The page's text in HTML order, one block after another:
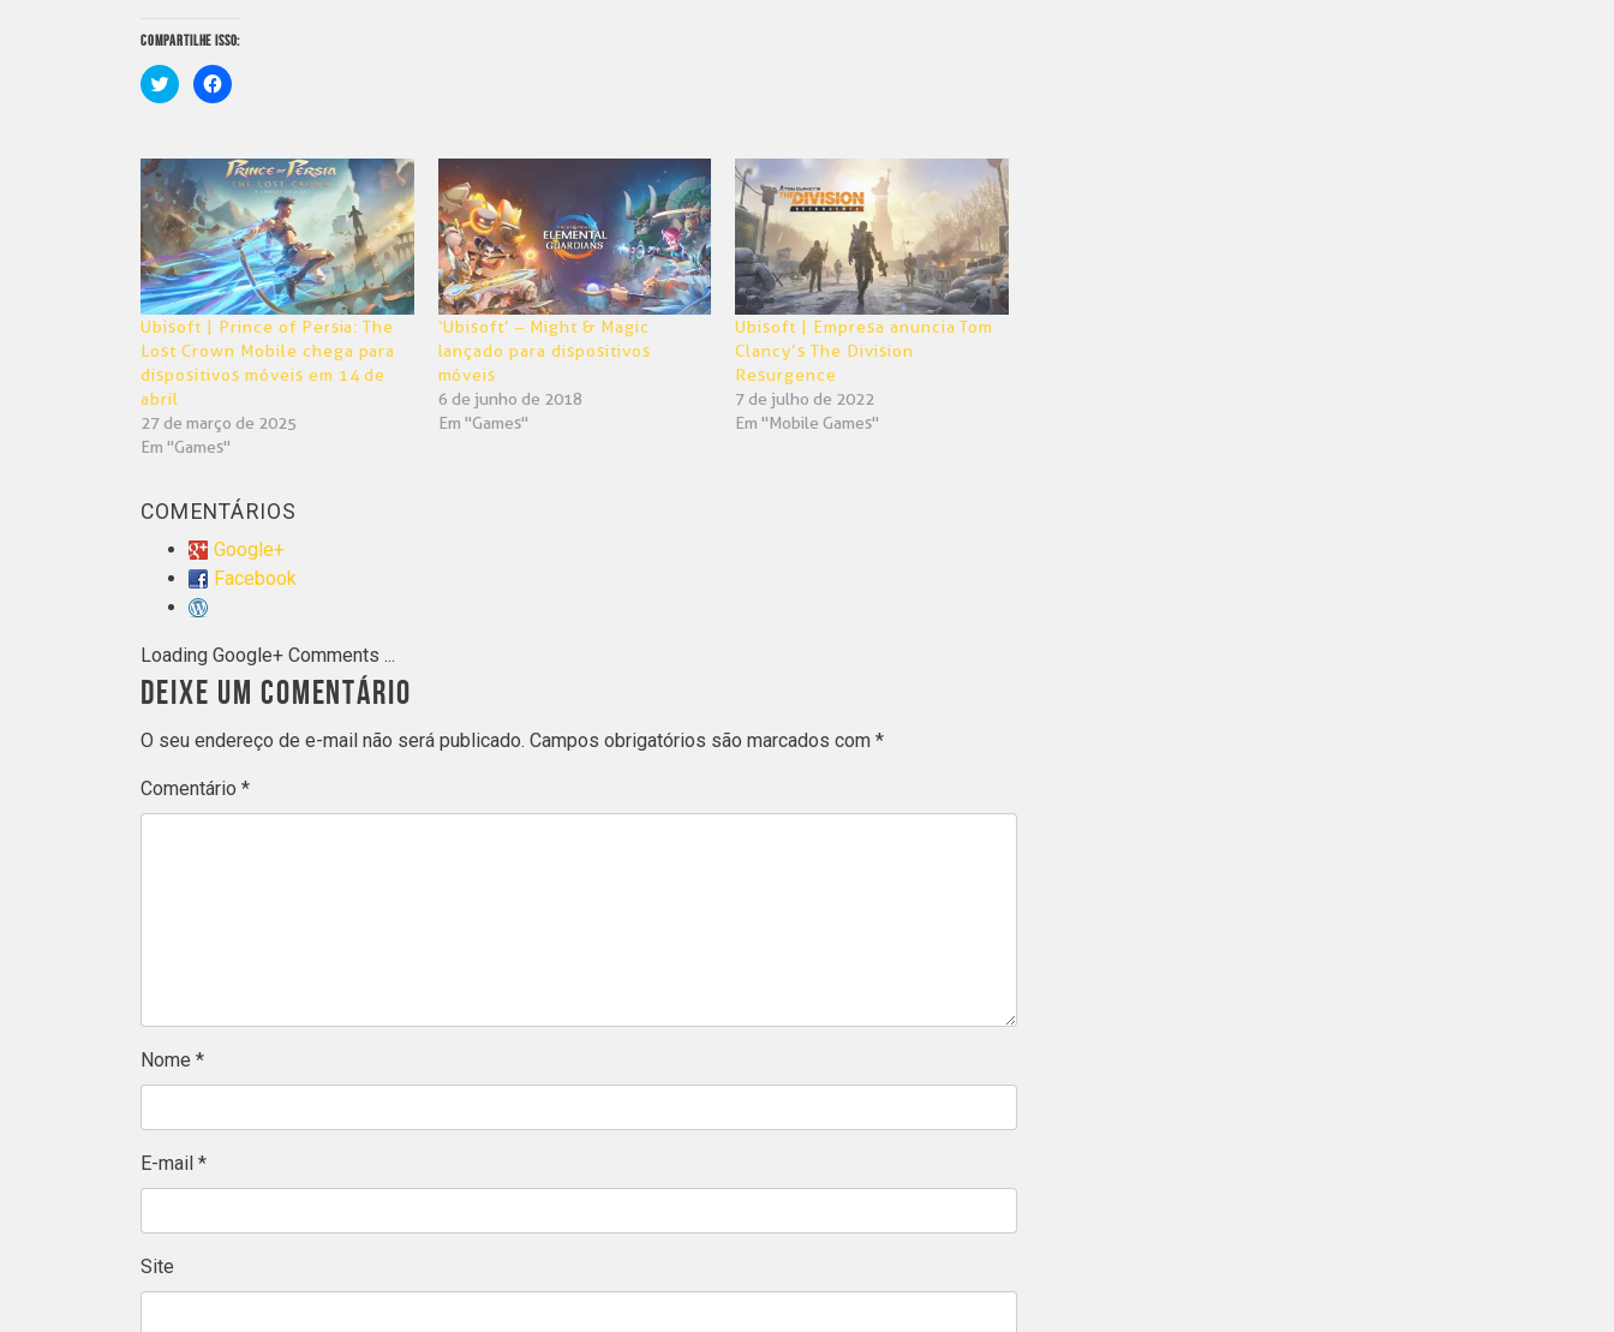
COMPARTILHE ISSO:
Clique
para
em
nova
janela)
Clique
para
em
nova
janela)
Ubisoft | Prince of Persia: The
Lost Crown Mobile chega para
dispositivos móveis em 14 de
abril
27 de março de 2025
Em "Games"
‘Ubisoft’ – Might & Magic
lançado para dispositivos
móveis
6 de junho de 2018
Em "Games"
Ubisoft | Empresa anuncia Tom
Clancy’s The Division
Resurgence
7 de julho de 2022
Em "Mobile Games"
COMENTÁRIOS
Google+
Facebook
Loading Google+ Comments ...
DEIXE UM COMENTÁRIO
O seu endereço de e-mail não será publicado. Campos obrigatórios são marcados com *
Comentário *
Nome *
E-mail *
Site